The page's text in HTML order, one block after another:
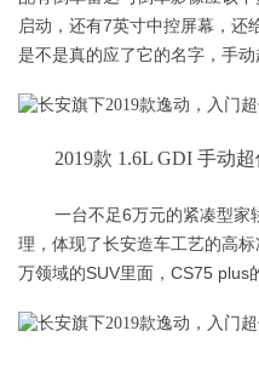
启动，还有7英寸中控屏幕，还
是不是真的应了它的名字，手
2019款 1.6L GDI 手动
一台不足6万元的紧凑型家
理，体现了长安造车工艺的高
万领域的SUV里面，CS75 plus